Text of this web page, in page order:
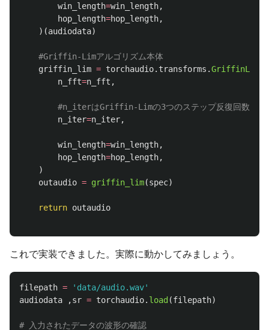
win_length=win_length,
hop_length=hop_length,
)(audiodata)
griffin_lim = torchaudio. transforms .GriffinLim
n_fft=n_fft ,
n_iter=n_iter,
win_length=win_length,
hop_length=hop_length,
)
outaudio = griffin_lim(spec)
return outaudio
これで実装できました。実際に動かしてみましょう。
filepath = ' data/audio.wav'
audiodata
,sr = torchaudio. load (filepath)